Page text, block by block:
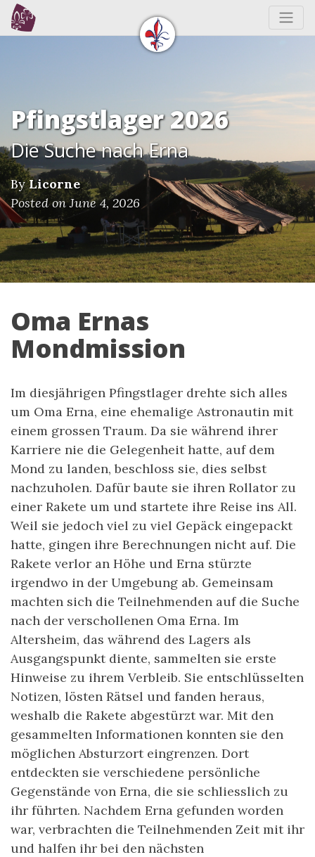
Pfingstlager 2026
Die Suche nach Erna
ByLicorne
Posted on June 4, 2026
Oma Ernas
Mondmission
Im diesjährigen Pfingstlager drehte sich alles
um Oma Erna, eine ehemalige Astronautin mit
einem grossen Traum. Da sie während ihrer
Karriere nie die Gelegenheit hatte, auf dem
Mond zu landen, beschloss sie, dies selbst
nachzuholen. Dafür baute sie ihren Rollator zu
einer Rakete um und startete ihre Reise ins All.
Weil sie jedoch viel zu viel Gepäck eingepackt
hatte, gingen ihre Berechnungen nicht auf. Die
Rakete verlor an Höhe und Erna stürzte
irgendwo in der Umgebung ab. Gemeinsam
machten sich die Teilnehmenden auf die Suche
nach der verschollenen Oma Erna. Im
Altersheim, das während des Lagers als
Ausgangspunkt diente, sammelten sie erste
Hinweise zu ihrem Verbleib. Sie entschlüsselten
Notizen, lösten Rätsel und fanden heraus,
weshalb die Rakete abgestürzt war. Mit den
gesammelten Informationen konnten sie den
möglichen Absturzort eingrenzen. Dort
entdeckten sie verschiedene persönliche
Gegenstände von Erna, die sie schliesslich zu
ihr führten. Nachdem Erna gefunden worden
war, verbrachten die Teilnehmenden Zeit mit ihr
und halfen ihr bei den nächsten